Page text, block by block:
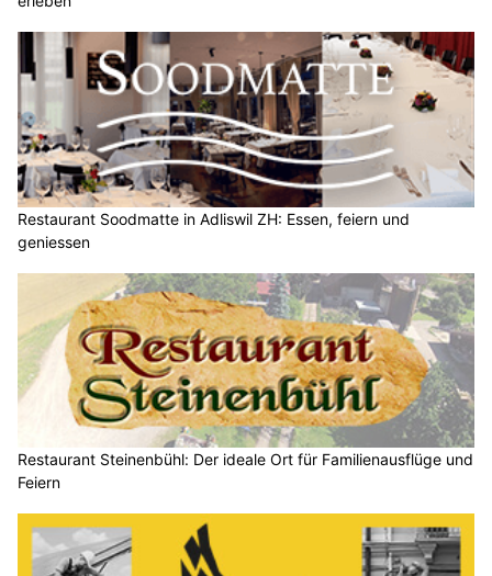
Restaurant Soodmatte in Adliswil ZH: Essen, feiern und
geniessen
Restaurant Steinenbühl: Der ideale Ort für Familienausflüge und
Feiern